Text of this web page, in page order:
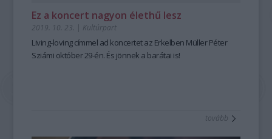
Ez a koncert nagyon élethű lesz
2019. 10. 23. | Kultúrpart
Living-loving címmel ad koncertet az Erkelben Müller Péter
Sziámi október 29-én. És jönnek a barátai is!
tovább